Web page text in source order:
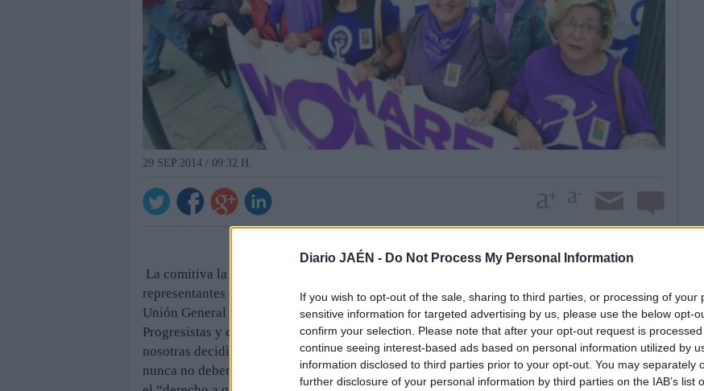
Diario JAÉN - Do Not Process My Personal Information
If you wish to opt-out of the sale, sharing to third parties, or processing of your
sensitive information for targeted advertising by us, please use the below opt-
confirm your selection. Please note that after your opt-out request is
continue seeing interest-based ads based on personal information utilized by
information disclosed to third parties prior to your opt-out. You may separately
further disclosure of your personal information by third parties on the IAB’s list
29 SEP 2014 / 09:32 H.
La comitiva la encabezó una pancarta con integrantes de la “marea violeta”. Acudieron
representantes del Partido Socialista, Izquierda Unida, Podemos, Comisiones Obreras, la
Unión General de Trabajadores, Ustea, Juventud Comunista, la asociación de Mujeres
Progresistas y el colectivo Flor de Espliego de Alcaudete, entre otros. “Nosotras parimos,
nosotras decidimos” fueron algunos de los gritos que se escucharon. “Ahora más que
nunca no debemos bajar la guardia”, indicaron desde la “marea”, a la vez que clamaron por